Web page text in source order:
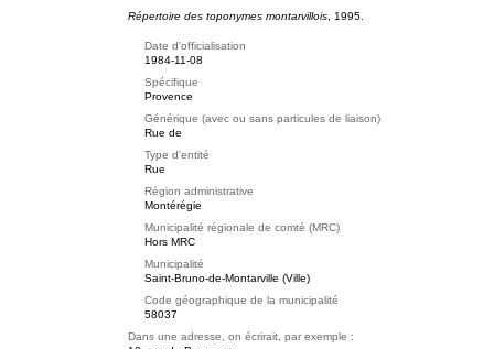
Répertoire des toponymes montarvillois , 1995.
Date d'officialisation
1984-11-08
Spécifique
Provence
Générique (avec ou sans particules de liaison)
Rue de
Type d'entité
Rue
Région administrative
Montérégie
Municipalité régionale de comté (MRC)
Hors MRC
Municipalité
Saint-Bruno-de-Montarville (Ville)
Code géographique de la municipalité
58037
Dans une adresse, on écrirait, par exemple :